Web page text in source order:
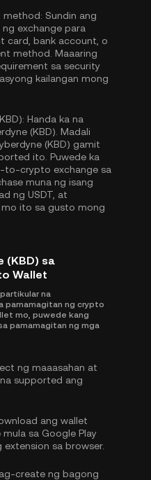
method: Sundin ang
exchange para
card, bank account, o
method. Maaaring
sa security
kailangan mong
Handa ka na
(KBD). Madali
(KBD) gamit
ito. Puwede ka
to-crypto exchange sa
muna ng isang
ng USDT , at
ito sa gusto mong
(KBD) sa
Wallet
na
pamamagitan ng crypto
mo, puwede kang
pamamagitan ng mga
ng maaasahan at
supported ang
ang wallet
sa Google Play
sa browser.
create ng bagong